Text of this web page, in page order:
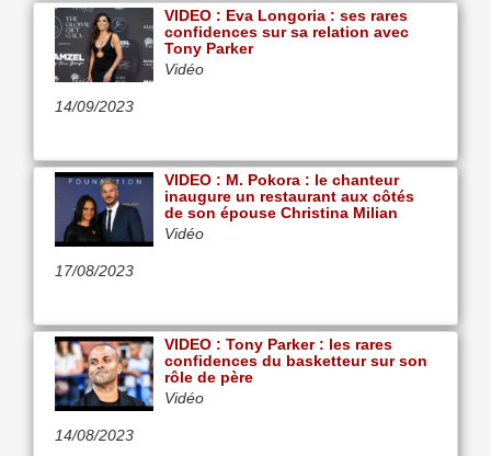
14/09/2023
VIDEO : Eva Longoria : ses rares
confidences sur sa relation avec
Tony Parker
Vidéo
17/08/2023
VIDEO : M. Pokora : le chanteur
inaugure un restaurant aux côtés
de son épouse Christina Milian
Vidéo
14/08/2023
VIDEO : Tony Parker : les rares
confidences du basketteur sur son
rôle de père
Vidéo